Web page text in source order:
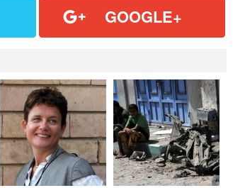
GOOGLE+